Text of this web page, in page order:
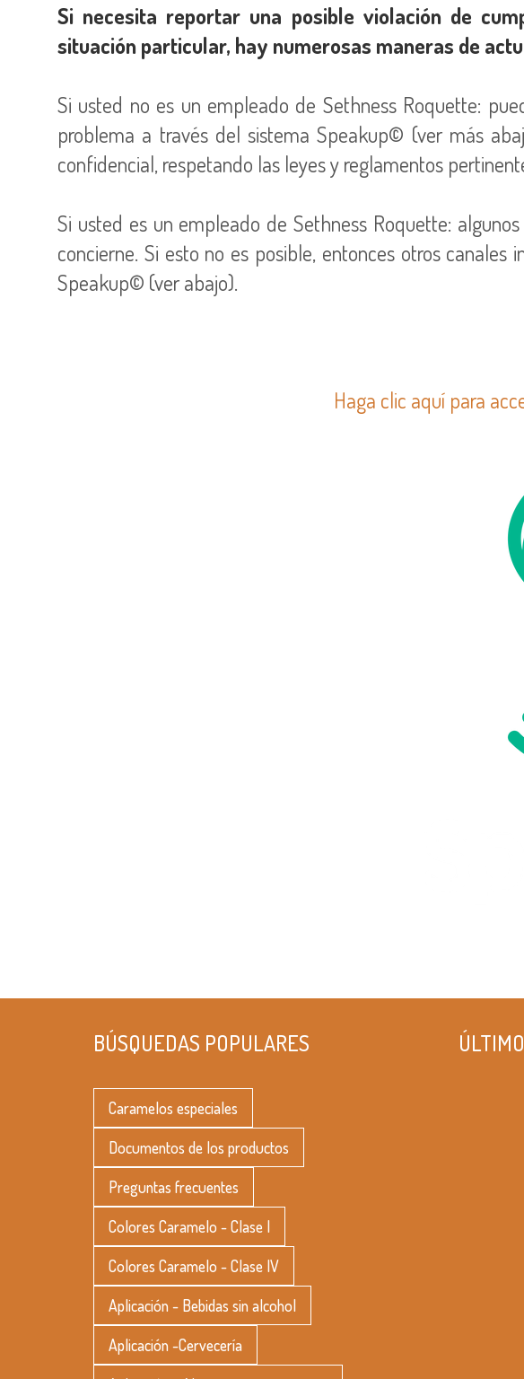
Si necesita reportar una posible violación de
situación particular, hay numerosas maneras de
Si usted no es un empleado de Sethness Roquette:
problema a través del sistema Speakup© (ver más
confidencial, respetando las leyes y reglamentos
Si usted es un empleado de Sethness Roquette:
concierne. Si esto no es posible, entonces otros
Speakup© (ver abajo).
Haga clic aquí para
BÚSQUEDAS POPULARES
Caramelos especiales
Documentos de los productos
Preguntas frecuentes
Colores Caramelo - Clase I
Colores Caramelo - Clase IV
Aplicación - Bebidas sin alcohol
Aplicación -Cervecería